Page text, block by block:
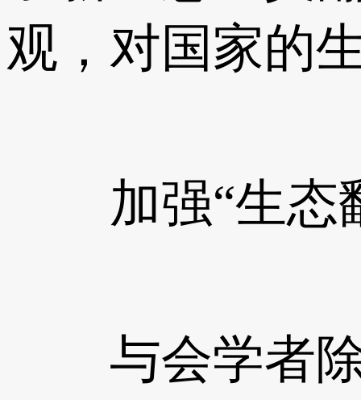
观，对国家的
加强“生态翻
与会学者除